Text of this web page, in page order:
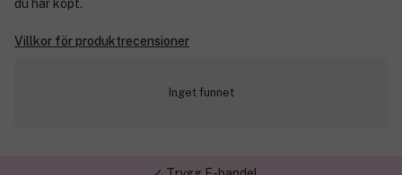
du har köpt.
Villkor för produktrecensioner
Inget funnet